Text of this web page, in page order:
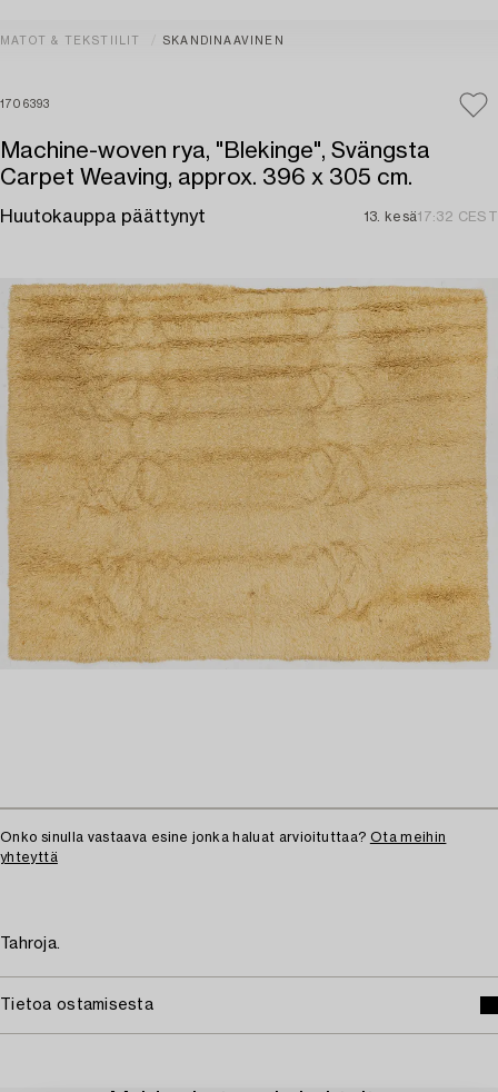
MATOT & TEKSTIILIT SKANDINAAVINEN
1706393
Machine-woven rya, "Blekinge", Svängsta
Carpet Weaving, approx. 396 x 305 cm.
Huutokauppa päättynyt 13. kesä17:32 CEST
Onko sinulla vastaava esine jonka haluat arvioituttaa? Ota meihin
yhteyttä
Tahroja.
Tietoa ostamisesta